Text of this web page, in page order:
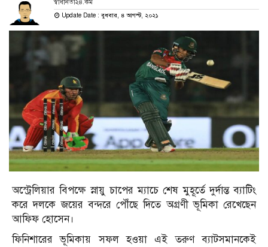
স্বাধীনতা২৪.কম
Update Date : বুধবার, ৪ আগস্ট, ২০২১
অস্ট্রেলিয়ার বিপক্ষে স্নায়ু চাপের ম্যাচে শেষ মুহূর্তে দুর্দান্ত ব্যাটিং
করে দলকে জয়ের বন্দরে পৌঁছে দিতে অগ্রণী ভূমিকা রেখেছেন
আফিফ হোসেন।
ফিনিশারের ভূমিকায় সফল হওয়া এই তরুণ ব্যাটসমানকেই